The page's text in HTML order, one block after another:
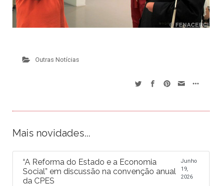
Outras Notícias
Mais novidades...
“A Reforma do Estado e a Economia
Social” em discussão na convenção anual
da CPES
Junho
19,
2026